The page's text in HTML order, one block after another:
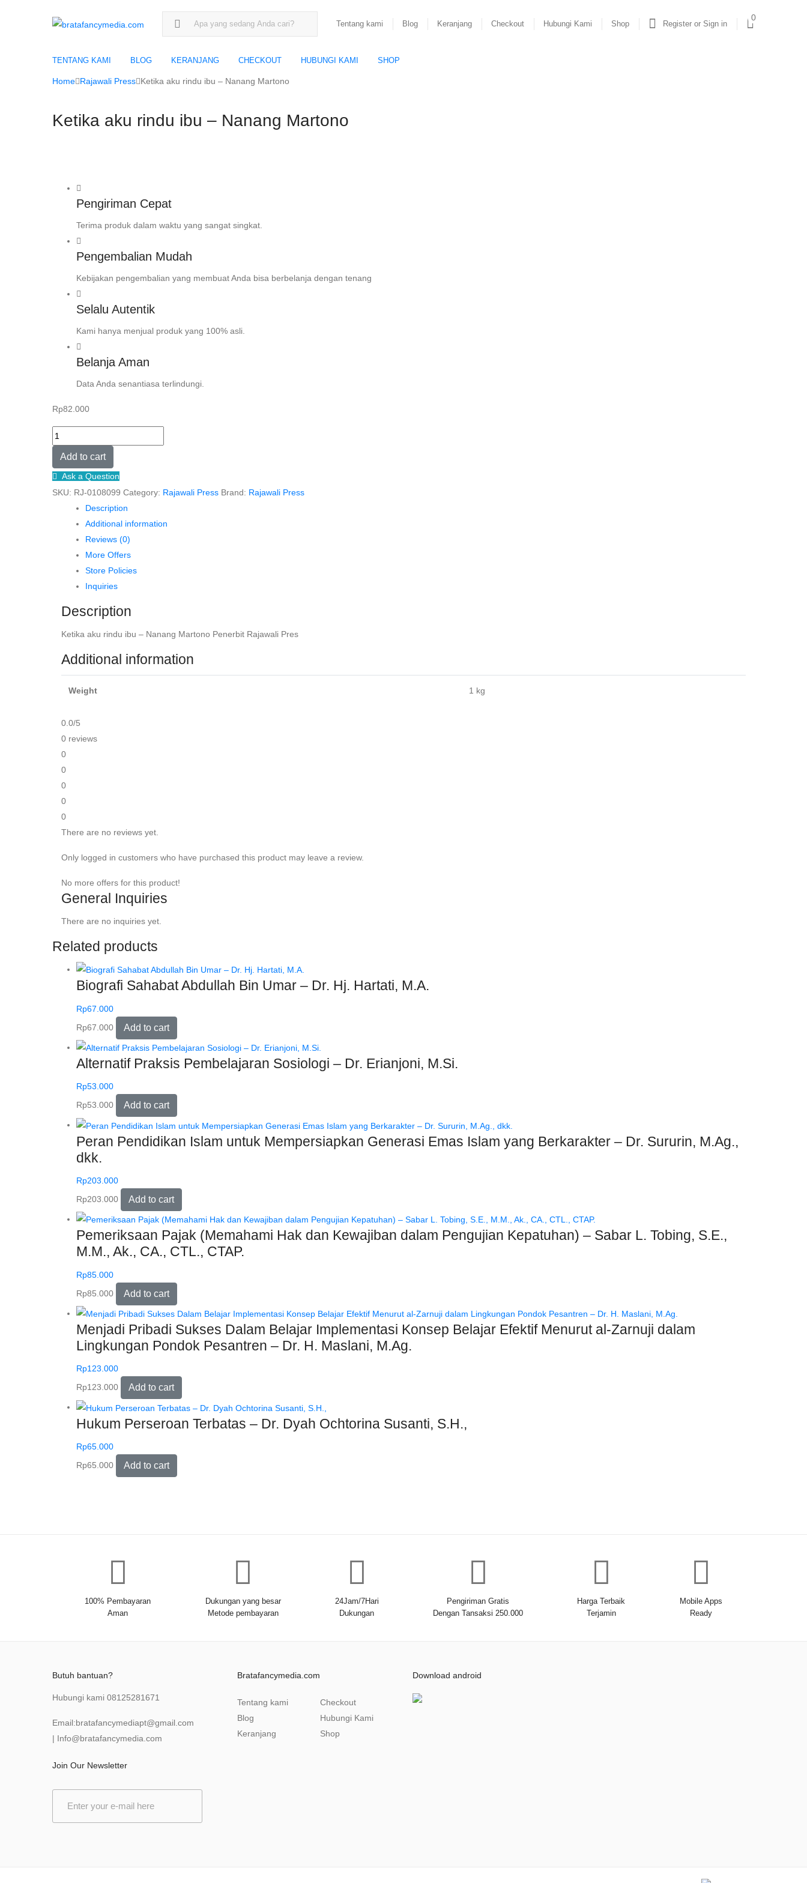
Search for:
Tentang kami Blog Keranjang Checkout Hubungi Kami Shop Register or Sign in
0
TENTANG KAMI BLOG KERANJANG CHECKOUT HUBUNGI KAMI SHOP
Home Rajawali Press Ketika aku rindu ibu – Nanang Martono
Ketika aku rindu ibu – Nanang Martono
Pengiriman Cepat
Terima produk dalam waktu yang sangat singkat.
Pengembalian Mudah
Kebijakan pengembalian yang membuat Anda bisa berbelanja dengan tenang
Selalu Autentik
Kami hanya menjual produk yang 100% asli.
Belanja Aman
Data Anda senantiasa terlindungi.
Rp82.000
Ketika
aku
rindu
ibu
–
Nanang
Martono
quantity
Add to cart
Ask a Question
SKU: RJ-0108099 Category: Rajawali Press Brand: Rajawali Press
Description
Additional information
Reviews (0)
More Offers
Store Policies
Inquiries
Description
Ketika aku rindu ibu – Nanang Martono Penerbit Rajawali Pres
Additional information
Weight 1 kg
0.0/5
0 reviews
0
0
0
0
0
There are no reviews yet.
Only logged in customers who have purchased this product may leave a review.
No more offers for this product!
General Inquiries
There are no inquiries yet.
Related products
Biografi Sahabat Abdullah Bin Umar – Dr. Hj. Hartati, M.A.
Rp67.000
Rp67.000 Add to cart
Alternatif Praksis Pembelajaran Sosiologi – Dr. Erianjoni, M.Si.
Rp53.000
Rp53.000 Add to cart
Peran Pendidikan Islam untuk Mempersiapkan Generasi Emas Islam yang Berkarakter – Dr. Sururin, M.Ag.,
dkk.
Rp203.000
Rp203.000 Add to cart
Pemeriksaan Pajak (Memahami Hak dan Kewajiban dalam Pengujian Kepatuhan) – Sabar L. Tobing, S.E.,
M.M., Ak., CA., CTL., CTAP.
Rp85.000
Rp85.000 Add to cart
Menjadi Pribadi Sukses Dalam Belajar Implementasi Konsep Belajar Efektif Menurut al-Zarnuji dalam
Lingkungan Pondok Pesantren – Dr. H. Maslani, M.Ag.
Rp123.000
Rp123.000 Add to cart
Hukum Perseroan Terbatas – Dr. Dyah Ochtorina Susanti, S.H.,
Rp65.000
Rp65.000 Add to cart
100% Pembayaran
Aman
Dukungan yang besar
Metode pembayaran
24Jam/7Hari
Dukungan
Pengiriman Gratis
Dengan Tansaksi 250.000
Harga Terbaik
Terjamin
Mobile Apps
Ready
Butuh bantuan?
Hubungi kami 08125281671
Email:bratafancymediapt@gmail.com
| Info@bratafancymedia .com
Join Our Newsletter
Bratafancymedia.com
Tentang kami
Blog
Keranjang
Checkout
Hubungi Kami
Shop
Download android